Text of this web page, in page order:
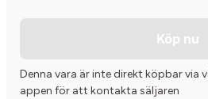
Köp nu
Denna vara är inte direkt köpbar via
appen för att kontakta säljaren